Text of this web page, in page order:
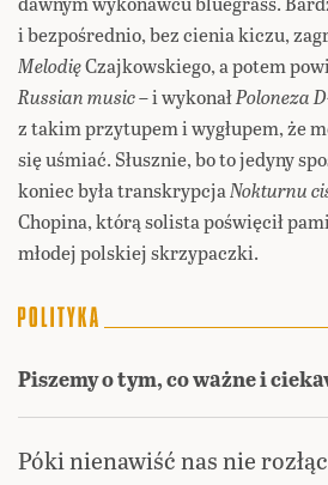
i bezpośrednio, bez cienia kiczu,
MelodięCzajkowskiego, a potem
Russian music– i wykonałPoloneza
z takim przytupem i wygłupem, że
się uśmiać. Słusznie, bo to jedyny
koniec była transkrypcjaNokturnu
Chopina, którą solista poświęcił
młodej polskiej skrzypaczki.
Piszemy o tym, co ważne i
Póki nienawiść nas nie